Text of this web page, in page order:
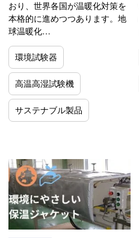
おり、世界各国が温暖化対策を
本格的に進めつつあります。地
球温暖化…
環境試験器
高温高湿試験機
サステナブル製品